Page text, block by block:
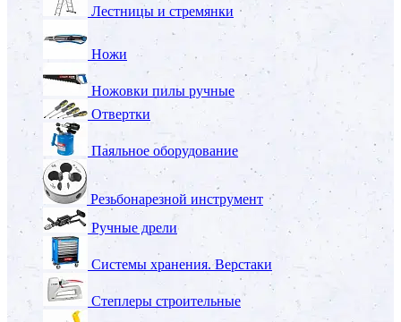
Лестницы и стремянки
Ножи
Ножовки пилы ручные
Отвертки
Паяльное оборудование
Резьбонарезной инструмент
Ручные дрели
Системы хранения. Верстаки
Степлеры строительные